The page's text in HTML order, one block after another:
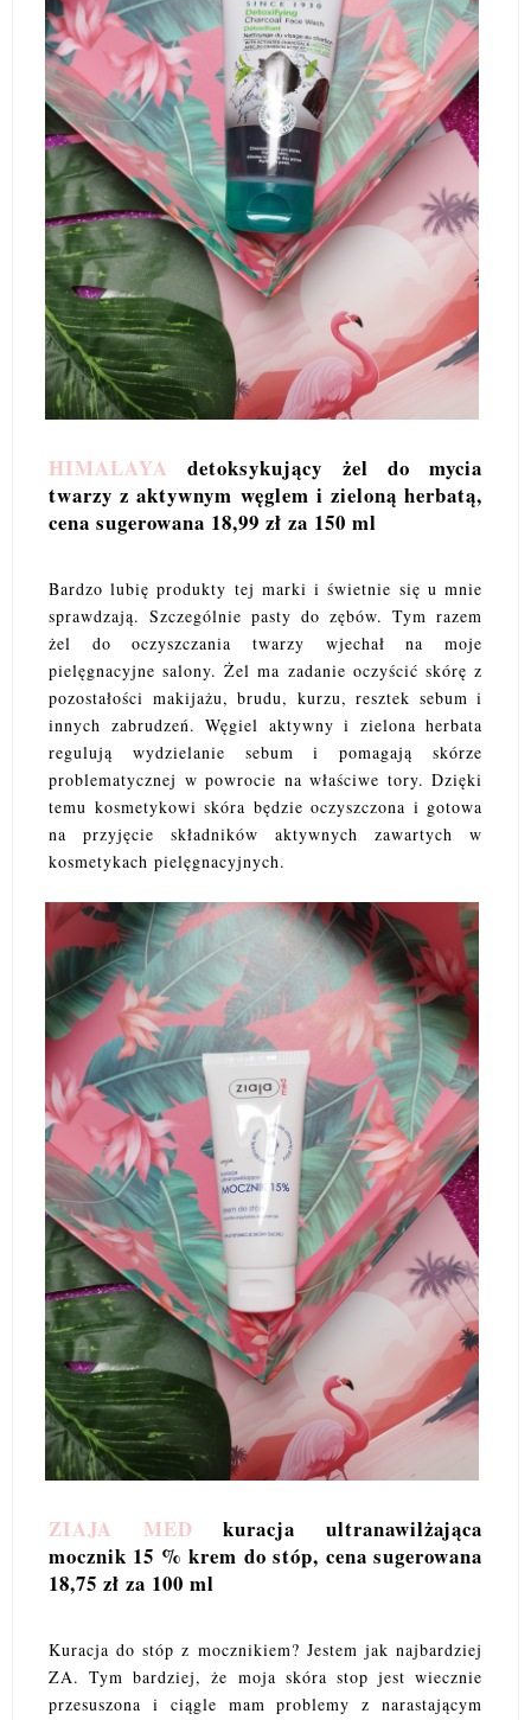
HIMALAYA detoksykujący żel do mycia
twarzy z aktywnym węglem i zieloną herbatą,
cena sugerowana 18,99 zł za 150 ml
Bardzo lubię produkty tej marki i świetnie się u mnie
sprawdzają. Szczególnie pasty do zębów. Tym razem
żel do oczyszczania twarzy wjechał na moje
pielęgnacyjne salony. Żel ma zadanie oczyścić skórę z
pozostałości makijażu, brudu, kurzu, resztek sebum i
innych zabrudzeń. Węgiel aktywny i zielona herbata
regulują wydzielanie sebum i pomagają skórze
problematycznej w powrocie na właściwe tory. Dzięki
temu kosmetykowi skóra będzie oczyszczona i gotowa
na przyjęcie składników aktywnych zawartych w
kosmetykach pielęgnacyjnych.
ZIAJA MED kuracja ultranawilżająca
mocznik 15 % krem do stóp, cena sugerowana
18,75 zł za 100 ml
Kuracja do stóp z mocznikiem? Jestem jak najbardziej
ZA. Tym bardziej, że moja skóra stop jest wiecznie
przesuszona i ciągle mam problemy z narastającym